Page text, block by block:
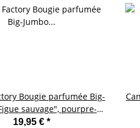
Bougie parfumée Big-
sauvage", pourpre-
rouge
19,95 € *